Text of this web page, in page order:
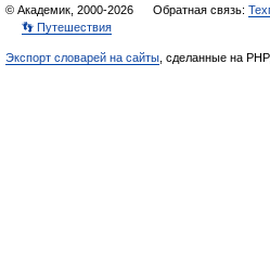
© Академик, 2000-2026 Обратная связь:
👣 Путешествия
Экспорт словарей на сайты , сделанные на PHP,